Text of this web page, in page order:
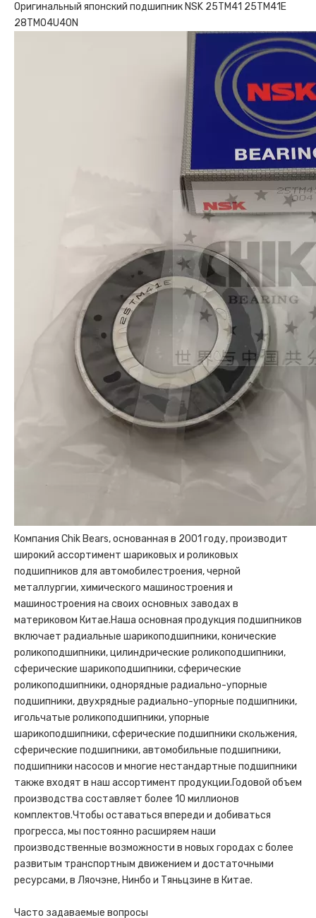
Оригинальный японский подшипник NSK 25TM41 25TM41E
28TM04U40N
Компания Chik Bears, основанная в 2001 году, производит
широкий ассортимент шариковых и роликовых
подшипников для автомобилестроения, черной
металлургии, химического машиностроения и
машиностроения на своих основных заводах в
материковом Китае.Наша основная продукция подшипников
включает радиальные шарикоподшипники, конические
роликоподшипники, цилиндрические роликоподшипники,
сферические шарикоподшипники, сферические
роликоподшипники, однорядные радиально-упорные
подшипники, двухрядные радиально-упорные подшипники,
игольчатые роликоподшипники, упорные
шарикоподшипники, сферические подшипники скольжения,
сферические подшипники, автомобильные подшипники,
подшипники насосов и многие нестандартные подшипники
также входят в наш ассортимент продукции.Годовой объем
производства составляет более 10 миллионов
комплектов.Чтобы оставаться впереди и добиваться
прогресса, мы постоянно расширяем наши
производственные возможности в новых городах с более
развитым транспортным движением и достаточными
ресурсами, в Ляочэне, Нинбо и Тяньцзине в Китае.
Часто задаваемые вопросы